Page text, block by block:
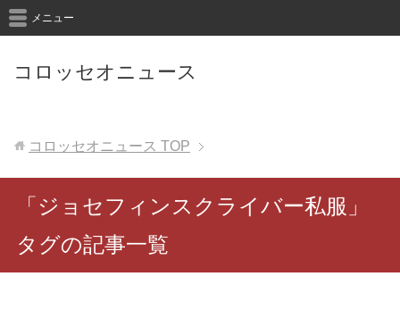
コロッセオニュース
メニュー
コロッセオニュース TOP
「ジョセフィンスクライバー私服」
タグの記事一覧